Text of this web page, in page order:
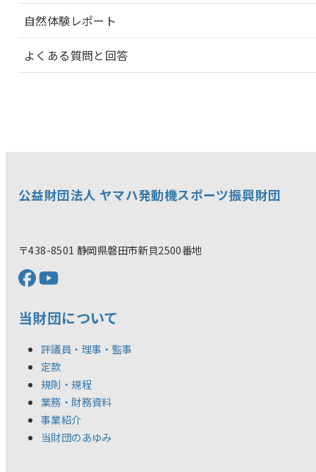
自然体験レポート
よくある質問と回答
公益財団法人 ヤマハ発動機スポーツ振興財団
〒438-8501 静岡県磐田市新貝2500番地
当財団について
評議員・理事・監事
定款
規則・規程
業務・財務資料
事業紹介
当財団のあゆみ